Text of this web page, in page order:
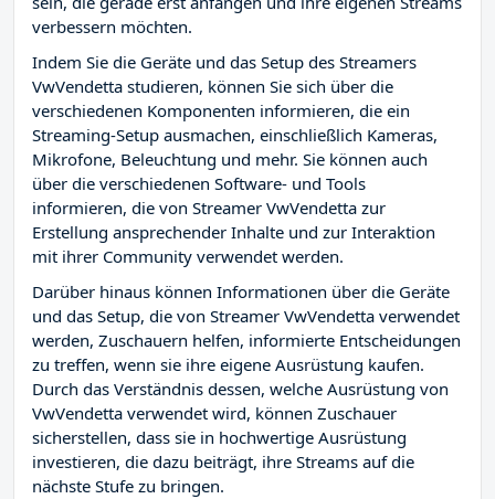
verbessern möchten.
Indem Sie die Geräte und das Setup des Streamers
VwVendetta studieren, können Sie sich über die
verschiedenen Komponenten informieren, die ein
Streaming-Setup ausmachen, einschließlich Kameras,
Mikrofone, Beleuchtung und mehr. Sie können auch
über die verschiedenen Software- und Tools
informieren, die von Streamer VwVendetta zur
Erstellung ansprechender Inhalte und zur Interaktion
mit ihrer Community verwendet werden.
Darüber hinaus können Informationen über die Geräte
und das Setup, die von Streamer VwVendetta verwendet
werden, Zuschauern helfen, informierte Entscheidungen
zu treffen, wenn sie ihre eigene Ausrüstung kaufen.
Durch das Verständnis dessen, welche Ausrüstung von
VwVendetta verwendet wird, können Zuschauer
sicherstellen, dass sie in hochwertige Ausrüstung
investieren, die dazu beiträgt, ihre Streams auf die
nächste Stufe zu bringen.